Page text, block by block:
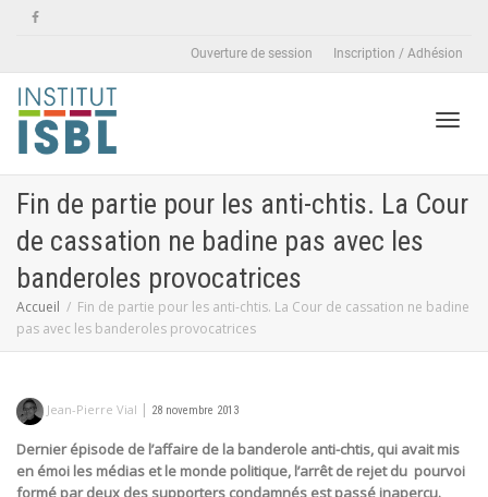
Ouverture de session Inscription / Adhésion
Fin de partie pour les anti-chtis. La Cour
de cassation ne badine pas avec les
banderoles provocatrices
Accueil
Fin de partie pour les anti-chtis. La Cour de cassation ne badine
pas avec les banderoles provocatrices
Jean-Pierre Vial | 28 novembre 2013
Dernier épisode de l’affaire de la banderole anti-chtis, qui avait mis
en émoi les médias et le monde politique, l’arrêt de rejet du pourvoi
formé par deux des supporters condamnés est passé inaperçu.